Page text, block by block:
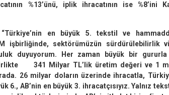
%13’ünü, iplik ihracatının ise %8’ini
en büyük 5. tekstil ve
işbirliğinde, sektörümüzün sürdürülebilirlik
duyuyorum. Her zaman büyük bir gururla
341 Milyar TL’lik üretim değeri ve 1
26 milyar doların üzerinde ihracatla,
6., AB’nin en büyük 3. ihracatçısıyız. Yalnız